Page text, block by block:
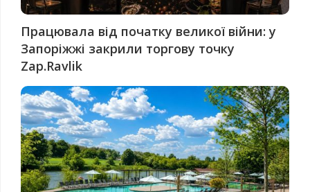
Працювала від початку великої війни: у
Запоріжжі закрили торгову точку
Zap.Ravlik